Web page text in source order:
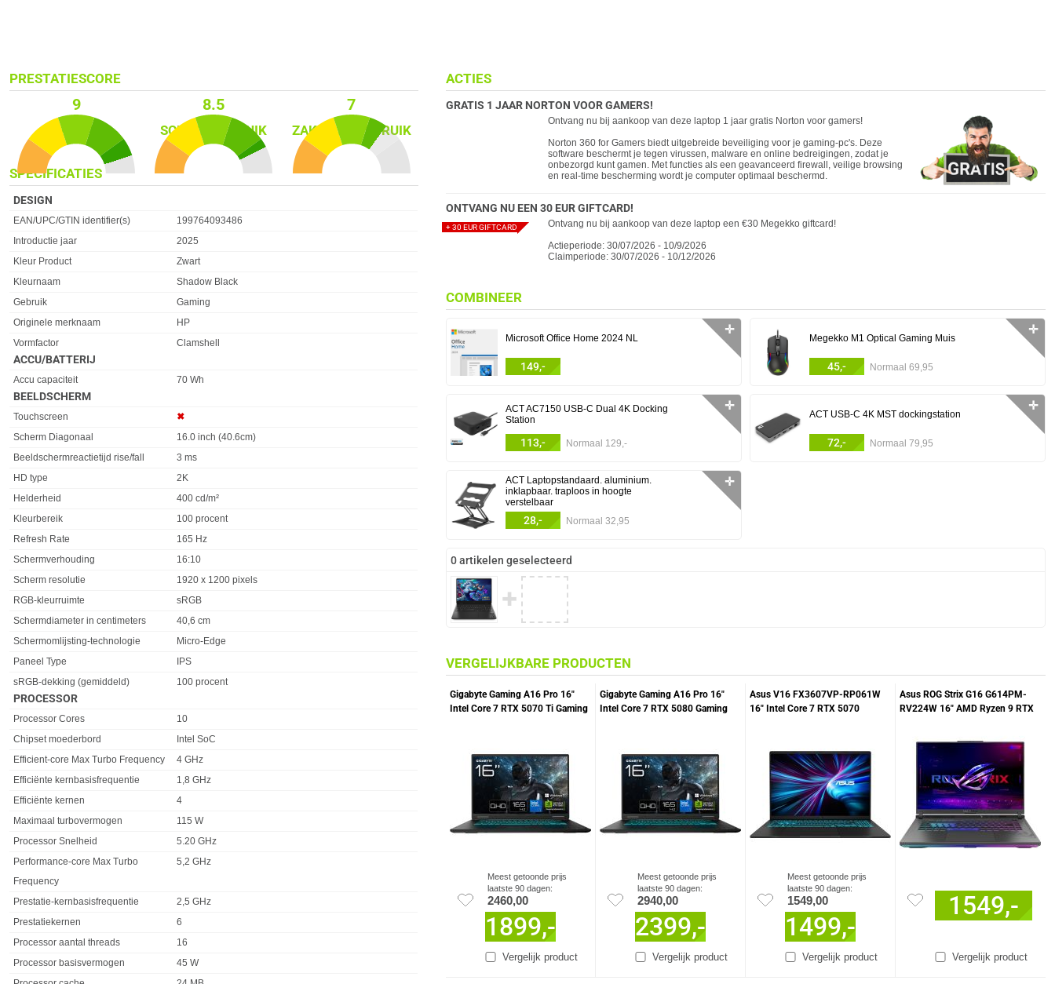
PRESTATIESCORE
9
GAMING
8.5
SCHOOL­GEBRUIK
7
ZAKELIJK GEBRUIK
SPECIFICATIES
DESIGN
Eigenschap Waarde
EAN/UPC/GTIN identifier(s)
199764093486
Introductie jaar
2025
Kleur Product
Zwart
Kleurnaam
Shadow Black
Gebruik
Gaming
Originele merknaam
HP
Vormfactor
Clamshell
ACCU/BATTERIJ
Eigenschap Waarde
Accu capaciteit 70 Wh
BEELDSCHERM
Eigenschap
Touchscreen
✖︎
Scherm Diagonaal
16.0 inch (40.6cm)
Beeldschermreactietijd rise/fall
3 ms
HD type
2K
Helderheid
400 cd/m²
Kleurbereik
100 procent
Refresh Rate
165 Hz
Schermverhouding
16:10
Scherm resolutie
1920 x 1200 pixels
RGB-kleurruimte
sRGB
Schermdiameter in centimeters
40,6 cm
Schermomlijsting-technologie
Micro-Edge
Paneel Type
IPS
sRGB-dekking (gemiddeld)
100 procent
PROCESSOR
Eigenschap Waarde
Processor Cores
10
Chipset moederbord
Intel SoC
Efficient-core Max Turbo Frequency
4 GHz
Efficiënte kernbasisfrequentie
1,8 GHz
Efficiënte kernen
4
Maximaal turbovermogen
115 W
Processor Snelheid
5.20 GHz
Performance-core Max Turbo
Frequency
5,2 GHz
Prestatie-kernbasisfrequentie
2,5 GHz
Prestatiekernen
6
Processor aantal threads
16
Processor basisvermogen
45 W
ACTIES
GRATIS 1 JAAR NORTON VOOR GAMERS!
Ontvang nu bij aankoop van deze laptop 1 jaar gratis Norton voor gamers!
Norton 360 for Gamers biedt uitgebreide beveiliging voor je gaming-pc's. Deze
software beschermt je tegen virussen, malware en online bedreigingen, zodat je
onbezorgd kunt gamen. Met functies als een geavanceerd firewall, veilige browsing
en real-time bescherming wordt je computer optimaal beschermd.
ONTVANG NU EEN 30 EUR GIFTCARD!
+ 30 EUR GIFTCARD
Ontvang nu bij aankoop van deze laptop een €30 Megekko giftcard!
Actieperiode: 30/07/2026 - 10/9/2026
Claimperiode: 30/07/2026 - 10/12/2026
COMBINEER
Microsoft Office Home 2024 NL
149,-
✛
Megekko M1 Optical Gaming Muis
45,- Normaal 69,95
✛
ACT AC7150 USB-C Dual 4K Docking
Station
113,- Normaal 129,-
✛
ACT USB-C 4K MST dockingstation
72,- Normaal 79,95
✛
ACT Laptopstandaard. aluminium.
inklapbaar. traploos in hoogte
verstelbaar
28,- Normaal 32,95
✛
0 artikelen geselecteerd
✚
VERGELIJKBARE PRODUCTEN
Gigabyte Gaming A16 Pro 16"
Intel Core 7 RTX 5070 Ti Gaming
Vergelijk product
Meest getoonde prijs
laatste 90 dagen:
2460,00
1899,-
Gigabyte Gaming A16 Pro 16"
Intel Core 7 RTX 5080 Gaming
Vergelijk product
Meest getoonde prijs
laatste 90 dagen:
2940,00
2399,-
Asus V16 FX3607VP-RP061W
16" Intel Core 7 RTX 5070
Vergelijk product
Meest getoonde prijs
laatste 90 dagen:
1549,00
1499,-
Asus ROG Strix G16 G614PM-
RV224W 16" AMD Ryzen 9 RTX
Vergelijk product
1549,-